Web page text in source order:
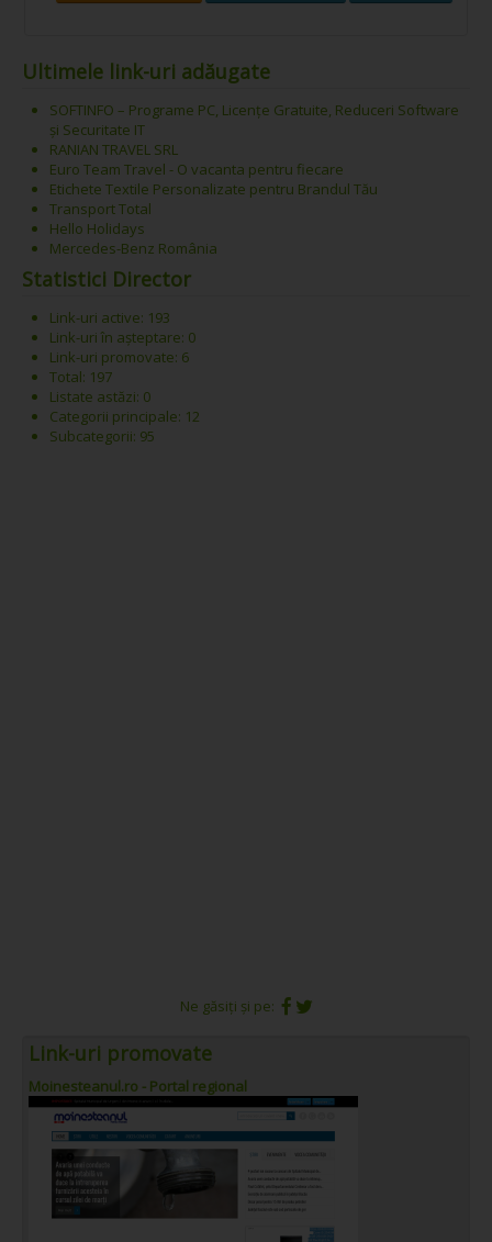
Ultimele link-uri adăugate
SOFTINFO – Programe PC, Licențe Gratuite, Reduceri Software
și Securitate IT
RANIAN TRAVEL SRL
Euro Team Travel - O vacanta pentru fiecare
Etichete Textile Personalizate pentru Brandul Tău
Transport Total
Hello Holidays
Mercedes-Benz România
Statistici Director
Link-uri active: 193
Link-uri în așteptare: 0
Link-uri promovate: 6
Total: 197
Listate astăzi: 0
Categorii principale: 12
Subcategorii: 95
Ne găsiți și pe:
Link-uri promovate
Moinesteanul.ro - Portal regional